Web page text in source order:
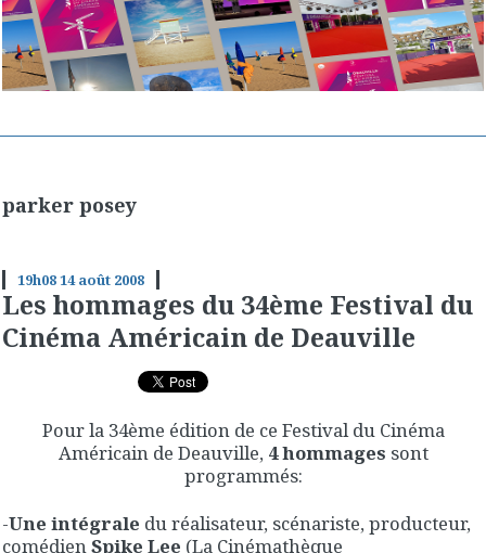
parker posey
19h0814 août 2008
Les hommages du 34ème Festival du
Cinéma Américain de Deauville
Pour la 34ème édition de ce Festival du Cinéma
Américain de Deauville, 4 hommages sont
programmés:
-Une intégrale du réalisateur, scénariste, producteur,
comédienSpike Lee (La Cinémathèque